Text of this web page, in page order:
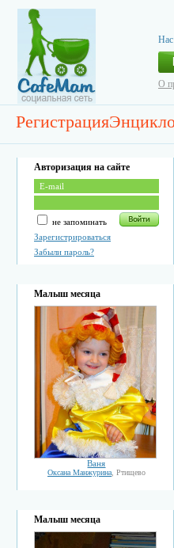
О
Регистрация
Авторизация на сайте
не запоминать
Зарегистрироваться
Забыли пароль?
Малыш месяца
Ваня
Оксана Манжурина, Ртищево
Малыш месяца